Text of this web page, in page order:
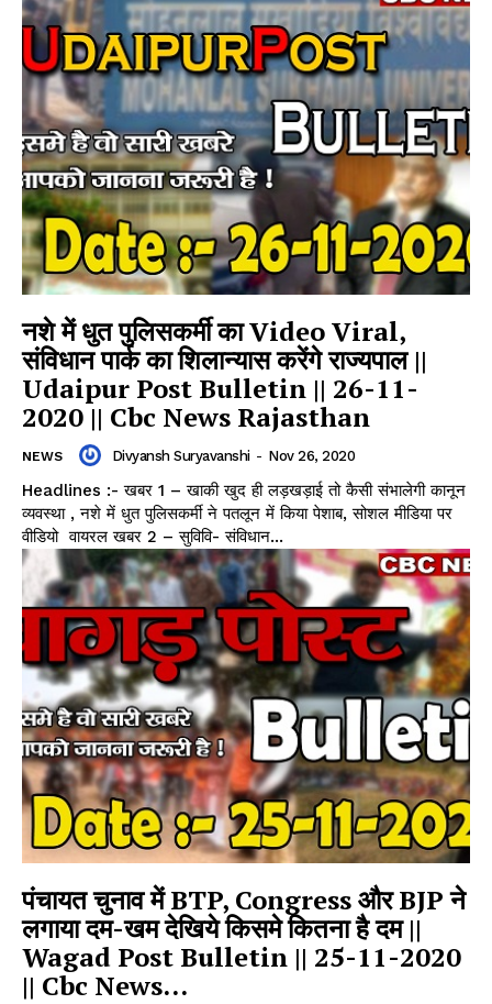
नशे में धुत पुलिसकर्मी का Video Viral,
संविधान पार्क का शिलान्यास करेंगे राज्यपाल ||
Udaipur Post Bulletin || 26-11-
2020 || Cbc News Rajasthan
NEWS Divyansh Suryavanshi - Nov 26, 2020
Headlines :- खबर 1 – खाकी खुद ही लड़खड़ाई तो कैसी संभालेगी कानून
व्यवस्था , नशे में धुत पुलिसकर्मी ने पतलून में किया पेशाब, सोशल मीडिया पर
वीडियो वायरल खबर 2 – सुविवि- संविधान...
पंचायत चुनाव में BTP, Congress और BJP ने
लगाया दम-खम देखिये किसमे कितना है दम ||
Wagad Post Bulletin || 25-11-2020
|| Cbc News...